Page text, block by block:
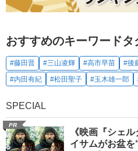
おすすめのキーワードタ
#藤田晋 #三山凌輝 #高市早苗 #後
#内田有紀
#松田聖子 #玉木雄一郎
SPECIAL
PR
《映画『シェ
イサムがお盆を